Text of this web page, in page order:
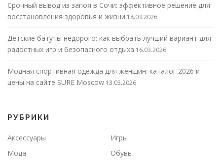
Срочный вывод из запоя в Сочи: эффективное решение для
восстановления здоровья и жизни 18.03.2026
Детские батуты недорого: как выбрать лучший вариант для
радостных игр и безопасного отдыха 16.03.2026
Модная спортивная одежда для женщин: каталог 2026 и
цены на сайте SURE Moscow 13.03.2026
РУБРИКИ
Аксессуары
Игры
Мода
Обувь